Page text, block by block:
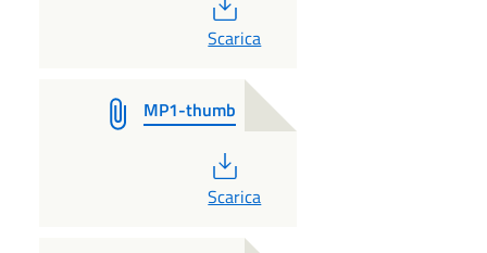
PDF
Scarica
MP1-thumb
PDF
Scarica